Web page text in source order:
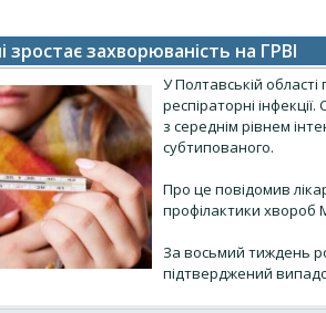
захворюваність на ГРВІ
У Полтавській
респіраторні
з середнім рівнем
субтипованого.
Про це повідомив
профілактики
За восьмий тиждень
підтверджений